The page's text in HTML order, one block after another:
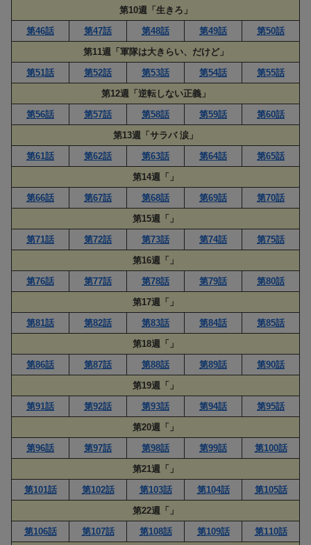
第10週「生きろ」
第46話
第47話 第48話 第49話
第50話
第11週「軍隊は大きらい、だけど」
第51話
第52話 第53話 第54話
第55話
第12週「逆転しない正義」
第56話
第57話 第58話 第59話
第60話
第13週「サラバ 涙」
第61話
第62話 第63話 第64話
第65話
第14週「」
第66話
第67話 第68話 第69話
第70話
第15週「」
第71話
第72話 第73話 第74話
第75話
第16週「」
第76話
第77話 第78話 第79話
第80話
第17週「」
第81話
第82話 第83話 第84話
第85話
第18週「」
第86話
第87話 第88話 第89話
第90話
第19週「」
第91話
第92話 第93話 第94話
第95話
第20週「」
第96話
第97話 第98話 第99話
第100話
第21週「」
第101話
第102話 第103話 第104話
第105話
第22週「」
第106話
第107話 第108話 第109話
第110話